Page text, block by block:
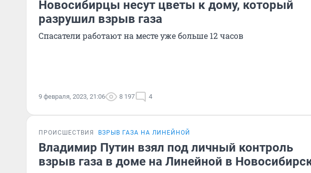
Новосибирцы несут цветы к дому, который
разрушил взрыв газа
Спасатели работают на месте уже больше 12 часов
9 февраля, 2023, 21:06 8 197 4
ПРОИСШЕСТВИЯ ВЗРЫВ ГАЗА НА ЛИНЕЙНОЙ
Владимир Путин взял под личный контроль
взрыв газа в доме на Линейной в